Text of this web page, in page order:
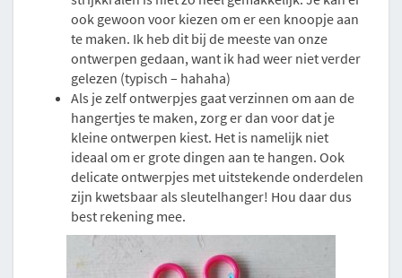
ook gewoon voor kiezen om er een knoopje aan
te maken. Ik heb dit bij de meeste van onze
ontwerpen gedaan, want ik had weer niet verder
gelezen (typisch – hahaha)
Als je zelf ontwerpjes gaat verzinnen om aan de
hangertjes te maken, zorg er dan voor dat je
kleine ontwerpen kiest. Het is namelijk niet
ideaal om er grote dingen aan te hangen. Ook
delicate ontwerpjes met uitstekende onderdelen
zijn kwetsbaar als sleutelhanger! Hou daar dus
best rekening mee.